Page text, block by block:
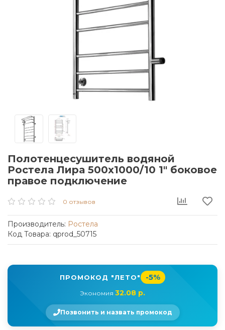
Полотенцесушитель водяной
Ростела Лира 500x1000/10 1" боковое
правое подключение
0 отзывов
Производитель: Ростела
Код Товара: qprod_50715
ПРОМОКОД "ЛЕТО" -5%
Экономия 32.08 р.
Позвонить и назвать промокод